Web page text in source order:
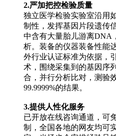
2.严加把控检验质量
独立医学检验实验室沿用
制性，发挥基因片段遗传
中含有大量胎儿游离DNA
析。装备的仪器装备性能
外行业认证标准为依据，
术，围绕采集到的基因序
合，并行分析比对，测验
99.9999%的结果。
3.提供人性化服务
已开放在线咨询通道，可
制，全国各地的网友均可